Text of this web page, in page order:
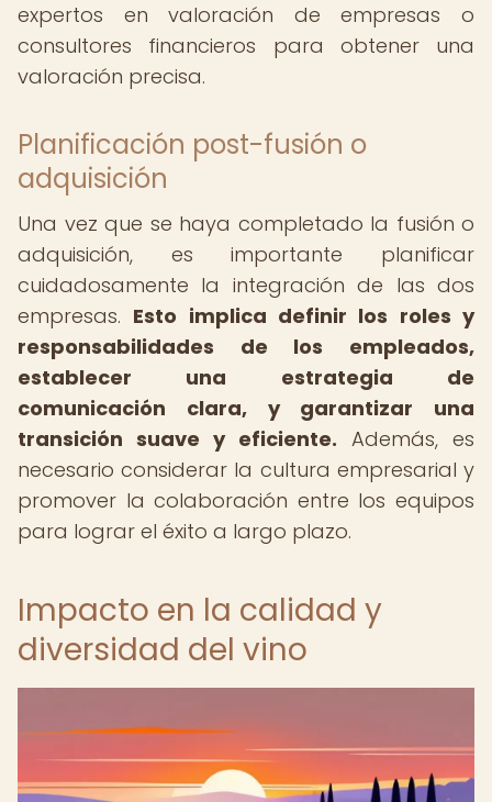
expertos en valoración de empresas o
consultores financieros para obtener una
valoración precisa.
Planificación post-fusión o
adquisición
Una vez que se haya completado la fusión o
adquisición, es importante planificar
cuidadosamente la integración de las dos
empresas. Esto implica definir los roles y
responsabilidades de los empleados,
establecer una estrategia de
comunicación clara, y garantizar una
transición suave y eficiente. Además, es
necesario considerar la cultura empresarial y
promover la colaboración entre los equipos
para lograr el éxito a largo plazo.
Impacto en la calidad y
diversidad del vino